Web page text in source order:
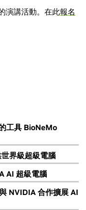
演講活動。在此報名
工具 BioNeMo
界級超級電腦
AI 超級電腦
NVIDIA 合作擴展 AI